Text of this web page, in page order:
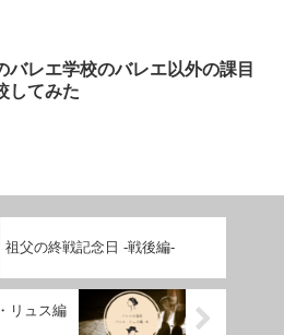
バレエ学校のバレエ以外の課目
してみた
祖父の終戦記念日 -戦後編-
リュス編